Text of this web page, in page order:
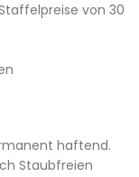
von 30
haftend.
Staubfreien